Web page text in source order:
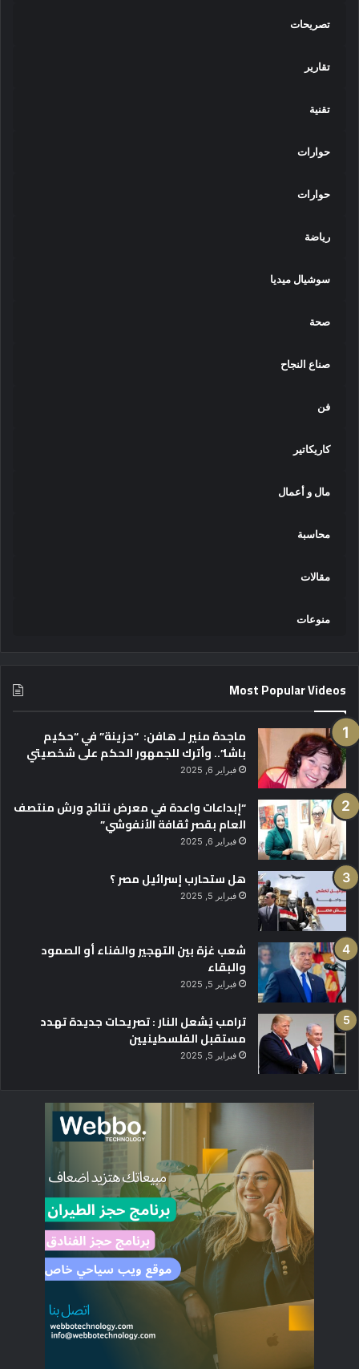
تصريحات
تقارير
تقنية
حوارات
حوارات
رياضة
سوشيال ميديا
صحة
صناع النجاح
فن
كاريكاتير
مال و أعمال
محاسبة
مقالات
منوعات
Most Popular Videos
ماجدة منير لـ هافن: “حزينة” في “حكيم
باشا”.. وأترك للجمهور الحكم على شخصيتي
فبراير 6, 2025
“إبداعات واعدة في معرض نتائج ورش منتصف
العام بقصر ثقافة الأنفوشي”
فبراير 6, 2025
هل ستحارب إسرائيل مصر ؟
فبراير 5, 2025
شعب غزة بين التهجير والفناء أو الصمود
والبقاء
فبراير 5, 2025
ترامب يُشعل النار : تصريحات جديدة تهدد
مستقبل الفلسطينيين
فبراير 5, 2025